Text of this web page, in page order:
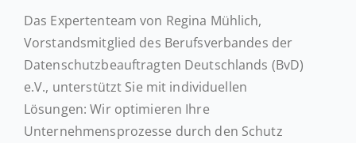
Das Expertenteam von Regina Mühlich,
Vorstandsmitglied des Berufsverbandes der
Datenschutzbeauftragten Deutschlands (BvD)
e.V., unterstützt Sie mit individuellen
Lösungen: Wir optimieren Ihre
Unternehmensprozesse durch den Schutz